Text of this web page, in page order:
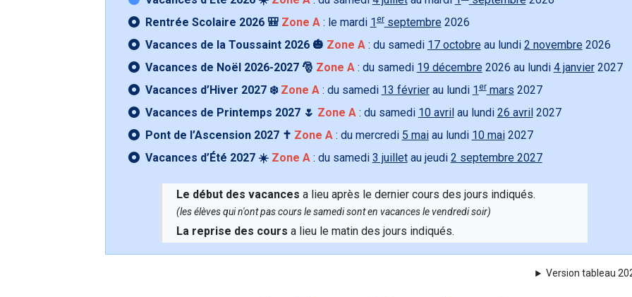
Rentrée Scolaire 2026 🎒 Zone A: le mardi 1erseptembre 2026
Vacances de la Toussaint 2026 🎃 Zone A: du samedi 17 octobre au lundi 2 novembre 2026
Vacances de Noël 2026-2027 🎅 Zone A: du samedi 19 décembre 2026 au lundi 4 janvier2027
Vacances d’Hiver 2027 ❄️ Zone A: du samedi 13 févrierau lundi 1ermars 2027
Vacances de Printemps 2027 🌷 Zone A: du samedi 10 avril au lundi 26 avril 2027
Pont de l’Ascension 2027 ✝️ Zone A: du mercredi 5 maiau lundi 10 mai2027
Vacances d’Été 2027 ☀️ Zone A: du samedi 3 juilletau jeudi 2 septembre 2027
Le début des vacances a lieu après le dernier cours des jours indiqués.
(les élèves qui n'ont pas cours le samedi sont en vacances le vendredi soir)
La reprise des cours a lieu le matin des jours indiqués.
Version tableau